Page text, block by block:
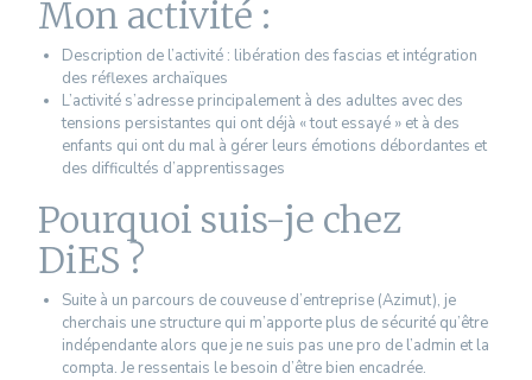
Mon activité :
Description de l’activité : libération des fascias et intégration
des réflexes archaïques
L’activité s’adresse principalement à des adultes avec des
tensions persistantes qui ont déjà « tout essayé » et à des
enfants qui ont du mal à gérer leurs émotions débordantes et
des difficultés d’apprentissages
Pourquoi suis-je chez
DiES ?
Suite à un parcours de couveuse d’entreprise (Azimut), je
cherchais une structure qui m’apporte plus de sécurité qu’être
indépendante alors que je ne suis pas une pro de l’admin et la
compta. Je ressentais le besoin d’être bien encadrée.